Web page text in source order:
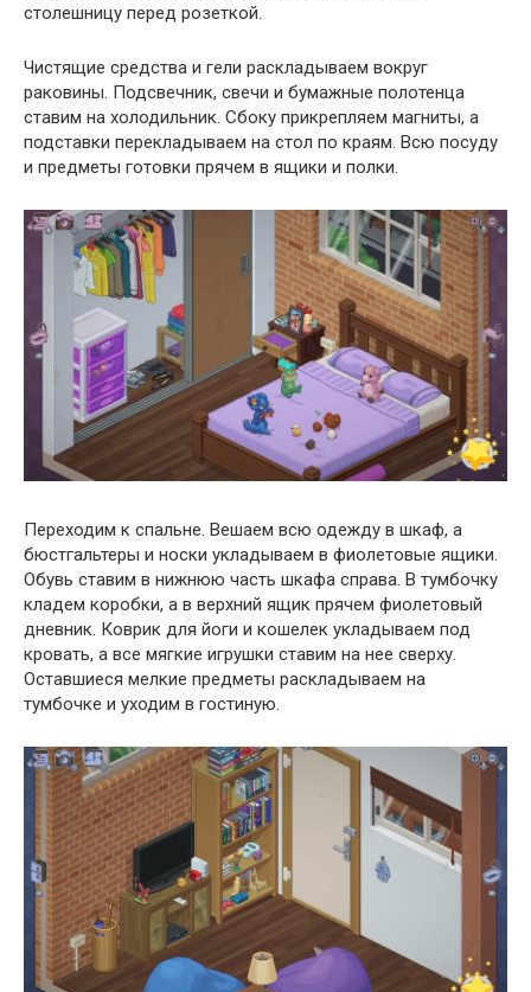
столешницу перед розеткой.
Чистящие средства и гели раскладываем вокруг
раковины. Подсвечник, свечи и бумажные полотенца
ставим на холодильник. Сбоку прикрепляем магниты, а
подставки перекладываем на стол по краям. Всю посуду
и предметы готовки прячем в ящики и полки.
Переходим к спальне. Вешаем всю одежду в шкаф, а
бюстгальтеры и носки укладываем в фиолетовые ящики.
Обувь ставим в нижнюю часть шкафа справа. В тумбочку
кладем коробки, а в верхний ящик прячем фиолетовый
дневник. Коврик для йоги и кошелек укладываем под
кровать, а все мягкие игрушки ставим на нее сверху.
Оставшиеся мелкие предметы раскладываем на
тумбочке и уходим в гостиную.